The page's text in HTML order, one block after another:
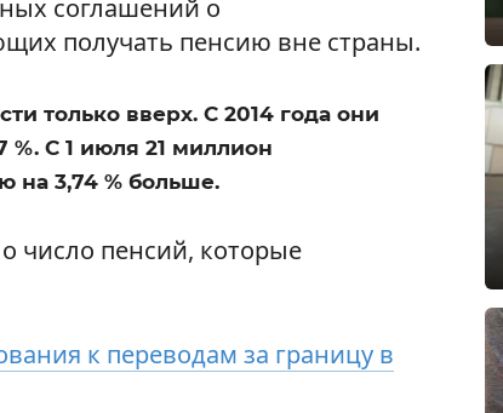
соглашений о
получать пенсию вне страны.
только вверх. С 2014 года они
С 1 июля 21 миллион
на 3,74 % больше.
число пенсий, которые
к переводам за границу в